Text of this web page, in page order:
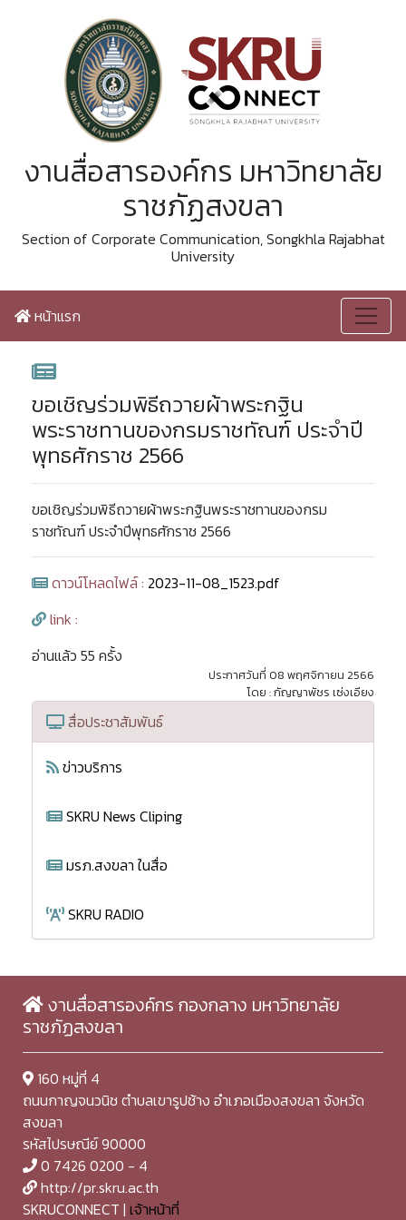
งานสื่อสารองค์กร มหาวิทยาลัย
ราชภัฏสงขลา
Section of Corporate Communication, Songkhla Rajabhat
University
หน้าแรก
ขอเชิญร่วมพิธีถวายผ้าพระกฐิน
พระราชทานของกรมราชทัณฑ์ ประจำปี
พุทธศักราช 2566
ขอเชิญร่วมพิธีถวายผ้าพระกฐินพระราชทานของกรม
ราชทัณฑ์ ประจำปีพุทธศักราช 2566
ดาวน์โหลดไฟล์ : 2023-11-08_1523.pdf
link :
อ่านแล้ว 55 ครั้ง
ประกาศวันที่ 08 พฤศจิกายน 2566
โดย : กัญญาพัชร เซ่งเอียง
สื่อประชาสัมพันธ์
ข่าวบริการ
SKRU News Cliping
มรภ.สงขลา ในสื่อ
SKRU RADIO
งานสื่อสารองค์กร กองกลาง มหาวิทยาลัย
ราชภัฏสงขลา
160 หมู่ที่ 4
ถนนกาญจนวนิช ตำบลเขารูปช้าง อำเภอเมืองสงขลา จังหวัด
สงขลา
รหัสไปรษณีย์ 90000
0 7426 0200 - 4
http://pr.skru.ac.th
SKRUCONNECT | เจ้าหน้าที่